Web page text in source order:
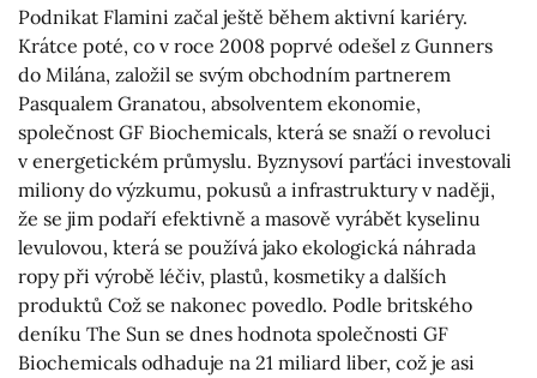
Podnikat Flamini začal ještě během aktivní kariéry.
Krátce poté, co v roce 2008 poprvé odešel z Gunners
do Milána, založil se svým obchodním partnerem
Pasqualem Granatou, absolventem ekonomie,
společnost GF Biochemicals, která se snaží o revoluci
v energetickém průmyslu. Byznysoví parťáci investovali
miliony do výzkumu, pokusů a infrastruktury v naději,
že se jim podaří efektivně a masově vyrábět kyselinu
levulovou, která se používá jako ekologická náhrada
ropy při výrobě léčiv, plastů, kosmetiky a dalších
produktů Což se nakonec povedlo. Podle britského
deníku The Sun se dnes hodnota společnosti GF
Biochemicals odhaduje na 21 miliard liber, což je asi